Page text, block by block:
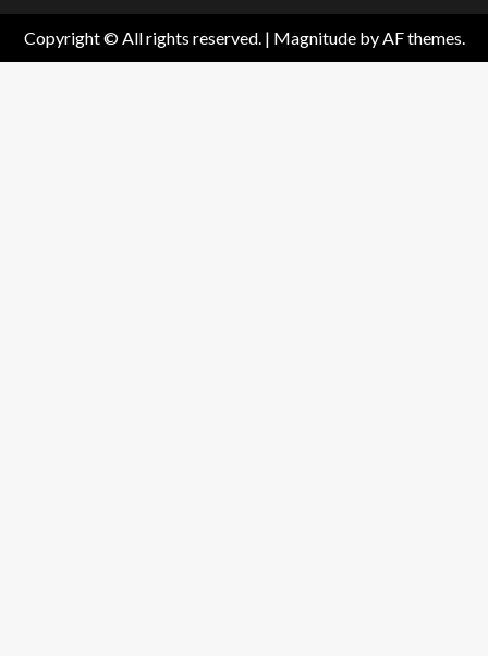
Copyright © All rights reserved. | Magnitudeby AF themes.